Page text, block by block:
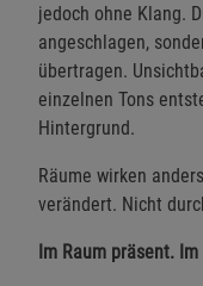
jedoch ohne Klang.
angeschlagen,
übertragen.
einzelnen Tons
Hintergrund.
Räume wirken
verändert. Nicht
Im Raum präsent.